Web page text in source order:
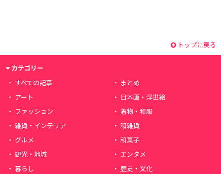
トップに戻る
カテゴリー
すべての記事
まとめ
アート
日本画・浮世絵
ファッション
着物・和服
雑貨・インテリア
和雑貨
グルメ
和菓子
観光・地域
エンタメ
暮らし
歴史・文化